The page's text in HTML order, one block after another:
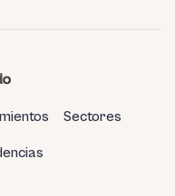
Sectores